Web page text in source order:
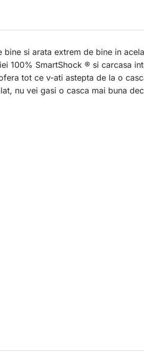
si arata extrem de bine in
100% SmartShock ® si carcasa
tot ce v-ati astepta de la o
nu vei gasi o casca mai buna